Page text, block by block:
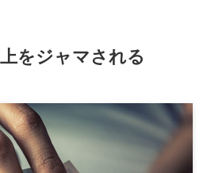
をジャマされる